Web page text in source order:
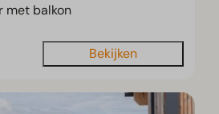
met balkon
Bekijken